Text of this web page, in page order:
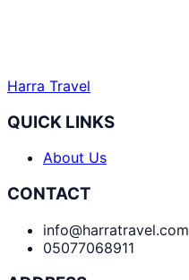
Harra Travel
QUICK LINKS
About Us
CONTACT
info@harratravel.com
05077068911